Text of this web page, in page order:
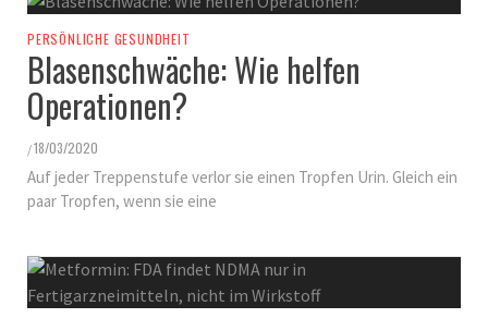
PERSÖNLICHE GESUNDHEIT
Blasenschwäche: Wie helfen
Operationen?
/18/03/2020
Auf jeder Treppenstufe verlor sie einen Tropfen Urin. Gleich ein
paar Tropfen, wenn sie eine